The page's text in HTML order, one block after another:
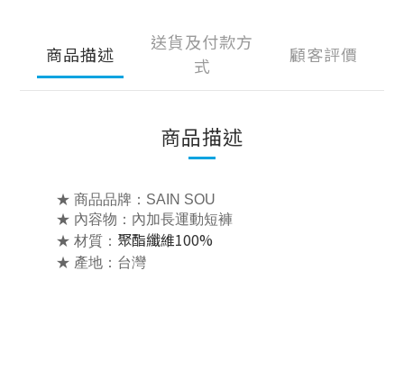
商品描述
送貨及付款方
式
顧客評價
商品描述
★ 商品品牌：SAIN SOU
★ 內容物： 內加長運動短褲
★ 材質： 聚酯纖維100%
★ 產地：台灣